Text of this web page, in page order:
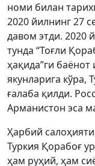
номи билан
2020 йилнинг 27
давом этди. 2020
тунда “Тоғли
ҳақида”ги
якунларига кўра,
ғалаба қилди.
Арманистон эса
Ҳарбий
Туркия Қорабоғ
ҳам руҳий, ҳам